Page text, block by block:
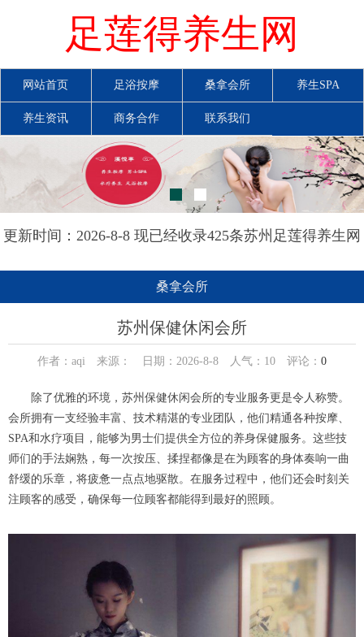
足莲得养生网
网站首页 足浴按摩 桑拿会所 养生SPA
养生资讯 商务合作 联系我们
更新时间：2026-8-8 现已经收录425条苏州足莲得养生网
桑拿会所
苏州保健休闲会所
作者：aqi 来源： 日期：2026-8-8 人气： 10 评论： 0
除了优雅的环境，苏州保健休闲会所的专业服务更是令人称赞。
会所拥有一支经验丰富、技术精湛的专业团队，他们精通各种按摩、
SPA和水疗项目，能够为男士们提供全方位的养身保健服务。这些技
师们的手法娴熟，每一次按压、揉捏都像是在为顾客的身体奏响一曲
舒缓的乐章，将疲惫一点点地驱散。在服务过程中，他们还会时刻关
注顾客的感受，确保每一位顾客都能得到最好的照顾。